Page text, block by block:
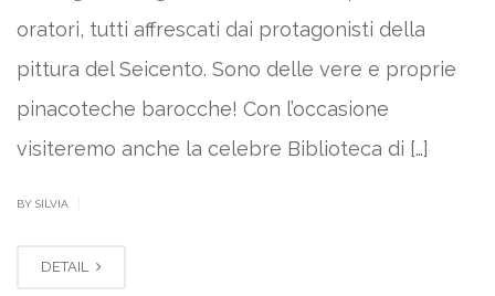
oratori, tutti affrescati dai protagonisti della
pittura del Seicento. Sono delle vere e proprie
pinacoteche barocche! Con l’occasione
visiteremo anche la celebre Biblioteca di […]
BY SILVIA
DETAIL